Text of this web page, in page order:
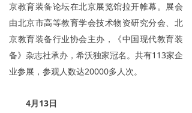
京教育装备论坛在北京展览馆拉开帷幕。展会
由北京市高等教育学会技术物资研究分会、北
京教育装备行业协会主办，《中国现代教育装
备》杂志社承办，希沃独家冠名。共有113家企
业参展，参观人数达20000多人次。
4月13日